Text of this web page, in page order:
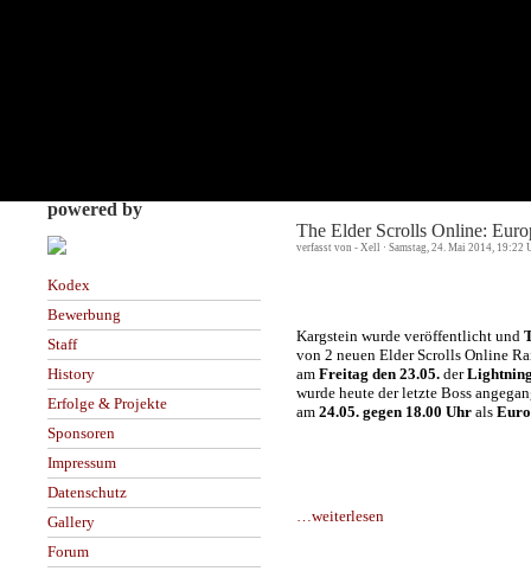
powered by
Kodex
Bewerbung
Staff
History
Erfolge & Projekte
Sponsoren
Impressum
Datenschutz
Gallery
Forum
The Elder Scrolls Online:
verfasst von - Xell · Samstag, 24. Mai 2014, 19:22
Kargstein wurde veröffentlicht und
von 2 neuen Elder Scrolls Online
am Freitag den 23.05. der
wurde heute der letzte Boss
am 24.05. gegen 18.00 Uhr als
…weiterlesen